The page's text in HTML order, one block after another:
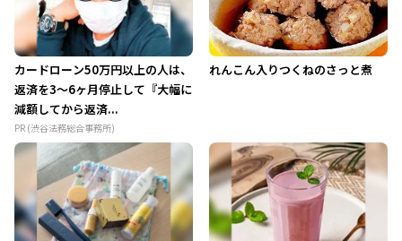
カードローン50万円以上の人は、
返済を3～6ヶ月停止して『大幅に
減額してから返済...
PR (渋谷法務総合事務所)
れんこん入りつくねのさっと煮